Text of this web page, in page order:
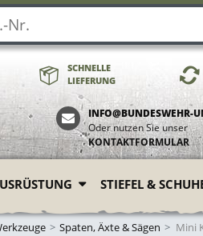
SCHNELLE
LIEFERUNG
INFO@BUNDESWEHR-
Oder nutzen Sie unser
KONTAKTFORMULAR
STIEFEL &
Spaten, Äxte & Sägen Mini